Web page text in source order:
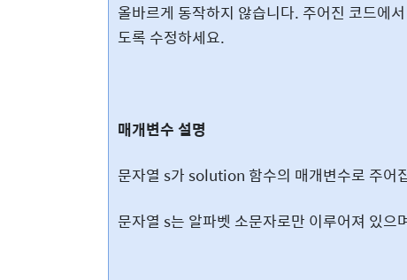
올바르게 동작하지 않습니다. 주어진 코드에
도록 수정하세요.
매개변수 설명
문자열 s가 solution 함수의 매개변수로 주어
문자열 s는 알파벳 소문자로만 이루어져 있